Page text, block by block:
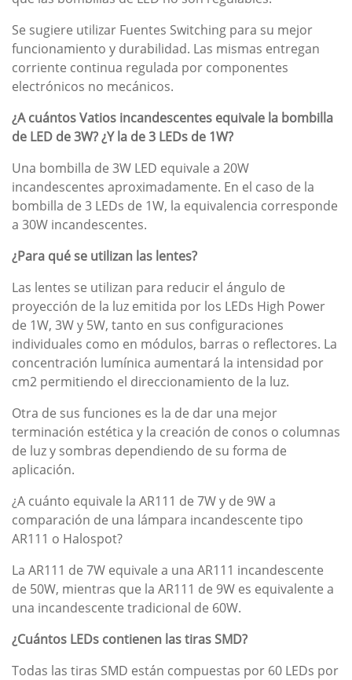
Se sugiere utilizar Fuentes Switching para su mejor
funcionamiento y durabilidad. Las mismas entregan
corriente continua regulada por componentes
electrónicos no mecánicos.
¿A cuántos Vatios incandescentes equivale la bombilla
de LED de 3W? ¿Y la de 3 LEDs de 1W?
Una bombilla de 3W LED equivale a 20W
incandescentes aproximadamente. En el caso de la
bombilla de 3 LEDs de 1W, la equivalencia corresponde
a 30W incandescentes.
¿Para qué se utilizan las lentes?
Las lentes se utilizan para reducir el ángulo de
proyección de la luz emitida por los LEDs High Power
de 1W, 3W y 5W, tanto en sus configuraciones
individuales como en módulos, barras o reflectores. La
concentración lumínica aumentará la intensidad por
cm2 permitiendo el direccionamiento de la luz.
Otra de sus funciones es la de dar una mejor
terminación estética y la creación de conos o columnas
de luz y sombras dependiendo de su forma de
aplicación.
¿A cuánto equivale la AR111 de 7W y de 9W a
comparación de una lámpara incandescente tipo
AR111 o Halospot?
La AR111 de 7W equivale a una AR111 incandescente
de 50W, mientras que la AR111 de 9W es equivalente a
una incandescente tradicional de 60W.
¿Cuántos LEDs contienen las tiras SMD?
Todas las tiras SMD están compuestas por 60 LEDs por